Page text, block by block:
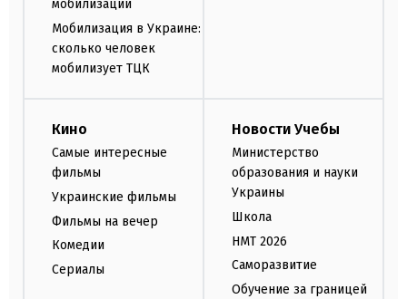
мобилизации
Мобилизация в Украине:
сколько человек
мобилизует ТЦК
Кино
Самые интересные
фильмы
Украинские фильмы
Фильмы на вечер
Комедии
Сериалы
Новости Учебы
Министерство
образования и науки
Украины
Школа
НМТ 2026
Саморазвитие
Обучение за границей